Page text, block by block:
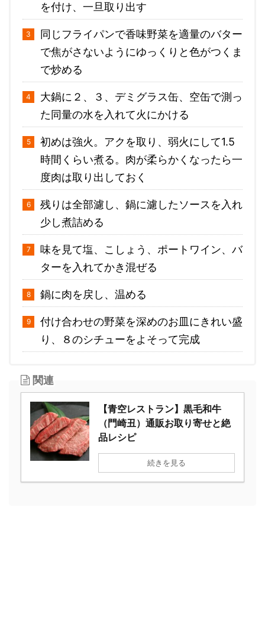
を付け、一旦取り出す
同じフライパンで香味野菜を適量のバター
で焦がさないようにゆっくりと色がつくま
で炒める
大鍋に２、３、デミグラス缶、空缶で測っ
た同量の水を入れて火にかける
初めは強火。アクを取り、弱火にして1.5
時間くらい煮る。肉が柔らかくなったら一
度肉は取り出しておく
残りは全部濾し、鍋に濾したソースを入れ
少し煮詰める
味を見て塩、こしょう、ポートワイン、バ
ターを入れてかき混ぜる
鍋に肉を戻し、温める
付け合わせの野菜を深めのお皿にきれい盛
り、８のシチューをよそって完成
関連
【青空レストラン】黒毛和牛
（門崎丑）通販お取り寄せと絶
品レシピ
続きを見る